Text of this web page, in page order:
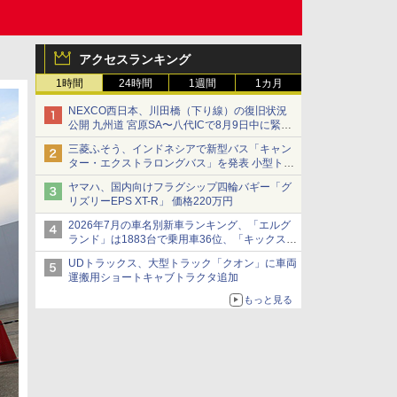
アクセスランキング
1時間 24時間 1週間 1カ月
NEXCO西日本、川田橋（下り線）の復旧状況
公開 九州道 宮原SA〜八代ICで8月9日中に緊急
車両を通行可能に
三菱ふそう、インドネシアで新型バス「キャン
ター・エクストラロングバス」を発表 小型トラ
ックベースの観光・旅客輸送向けバス
ヤマハ、国内向けフラグシップ四輪バギー「グ
リズリーEPS XT-R」 価格220万円
2026年7月の車名別新車ランキング、「エルグ
ランド」は1883台で乗用車36位、「キックス」
は2591台で27位に
UDトラックス、大型トラック「クオン」に車両
運搬用ショートキャブトラクタ追加
もっと見る